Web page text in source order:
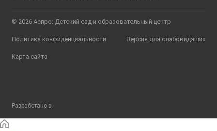
© 2026 Аспро: Детский сад и образовательный центр
Политика конфиденциальности Версия для слабовидящих
Карта сайта
Разработано в